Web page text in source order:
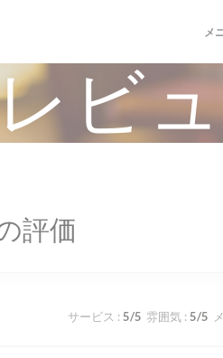
メ
ビ
評価
サービス : 5/5 雰囲気: 5/5